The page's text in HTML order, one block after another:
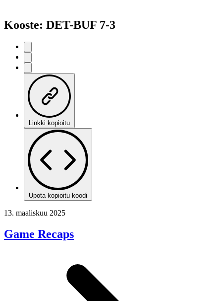
Kooste: DET-BUF 7-3
Linkki kopioitu
Upota kopioitu koodi
13. maaliskuu 2025
Game Recaps